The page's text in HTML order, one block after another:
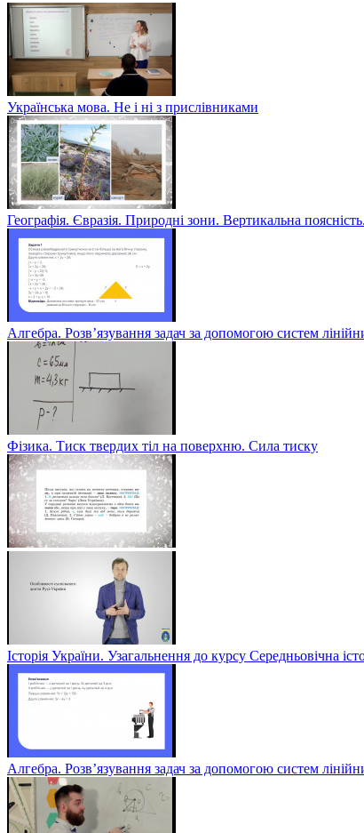
Українська мова. Не і ні з прислівниками
Географія. Євразія. Природні зони. Вертикальна поясність.
Алгебра. Розв’язування задач за допомогою систем
Фізика. Тиск твердих тіл на поверхню. Сила тиску
Історія України. Узагальнення до курсу Середньовічна
Алгебра. Розв’язування задач за допомогою систем